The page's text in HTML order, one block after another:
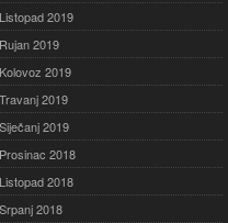
Listopad 2019
Rujan 2019
Kolovoz 2019
Travanj 2019
Siječanj 2019
Prosinac 2018
Listopad 2018
Srpanj 2018